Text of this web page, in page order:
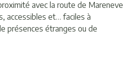
avec la route de Mareneve
accessibles et… faciles à
présences étranges ou de